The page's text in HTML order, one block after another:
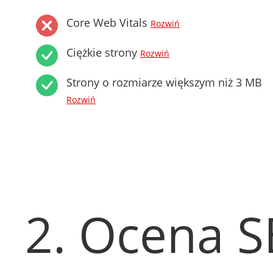
Core Web Vitals Rozwiń
Ciężkie strony Rozwiń
Strony o rozmiarze większym niż 3 MB
Rozwiń
2. Ocena